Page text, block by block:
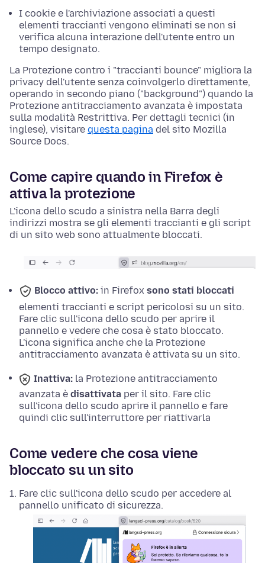
I cookie e l'archiviazione associati a questi
elementi traccianti vengono eliminati se non si
verifica alcuna interazione dell'utente entro un
tempo designato.
La Protezione contro i "traccianti bounce" migliora la
privacy dell'utente senza coinvolgerlo direttamente,
operando in secondo piano ("background") quando la
Protezione antitracciamento avanzata è impostata
sulla modalità Restrittiva. Per dettagli tecnici (in
inglese), visitare questa pagina del sito Mozilla
Source Docs.
Come capire quando in Firefox è
attiva la protezione
L'icona dello scudo a sinistra nella Barra degli
indirizzi mostra se gli elementi traccianti e gli script
di un sito web sono attualmente bloccati.
Blocco attivo: in Firefox sono stati bloccati
elementi traccianti e script pericolosi su un sito.
Fare clic sull'icona dello scudo per aprire il
pannello e vedere che cosa è stato bloccato.
L'icona significa anche che la Protezione
antitracciamento avanzata è attivata su un sito.
Inattiva: la Protezione antitracciamento
avanzata è disattivata per il sito. Fare clic
sull'icona dello scudo aprire il pannello e fare
quindi clic sull'interruttore per riattivarla
Come vedere che cosa viene
bloccato su un sito
Fare clic sull'icona dello scudo per accedere al
pannello unificato di sicurezza.